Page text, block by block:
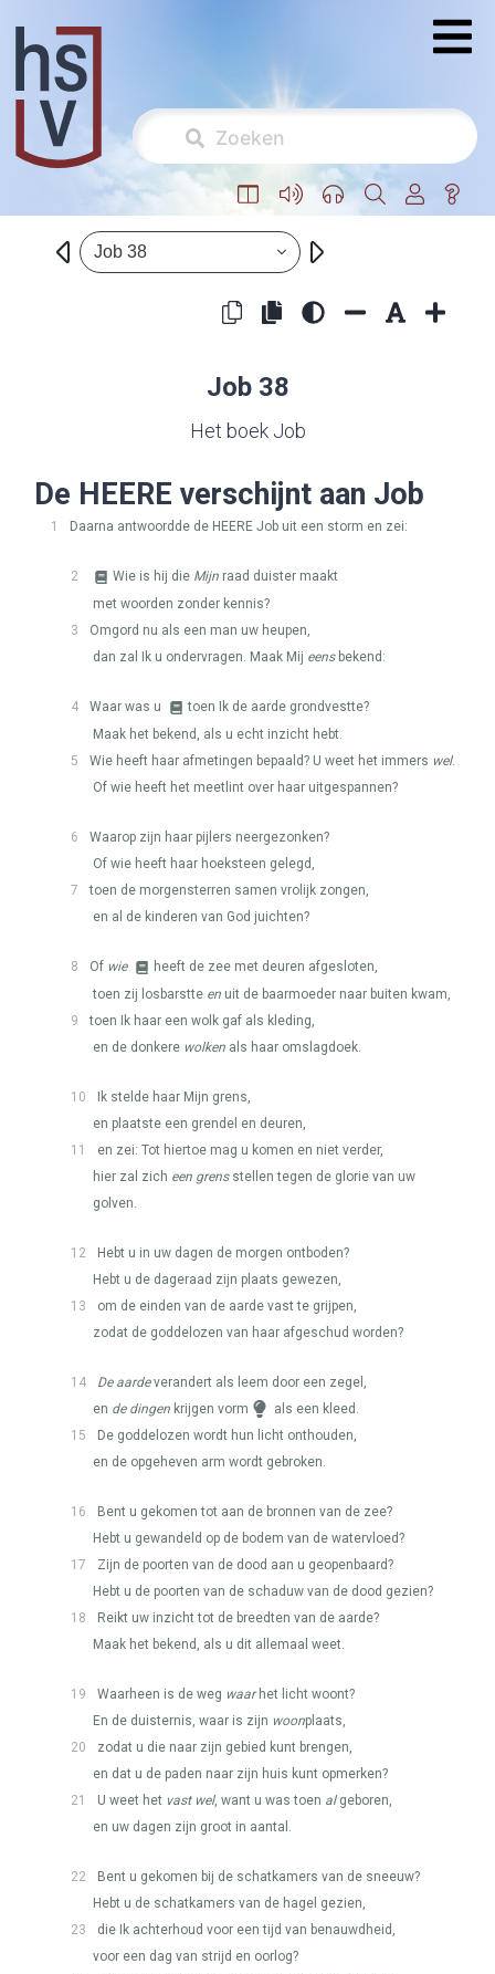
Job 38
Job 38
Het boek Job
De HEERE verschijnt aan Job
1 Daarna antwoordde de HEERE Job uit een storm en zei:
2 Wie is hij die Mijn raad duister maakt
met woorden zonder kennis?
3
Omgord nu als een man uw heupen,
dan zal Ik u ondervragen. Maak Mij eensbekend:
4 Waar was u
toen Ik de aarde grondvestte?
Maak het bekend, als u echt inzicht hebt.
5
Wie heeft haar afmetingen bepaald? U weet het immers wel.
Of wie heeft het meetlint over haar uitgespannen?
6
Waarop zijn haar pijlers neergezonken?
Of wie heeft haar hoeksteen gelegd,
7
toen de morgensterren samen vrolijk zongen,
en al de kinderen van God juichten?
8 Of wie
heeft de zee met deuren afgesloten,
toen zij losbarstte en uit de baarmoeder naar buiten kwam,
9
toen Ik haar een wolk gaf als kleding,
en de donkere wolken als haar omslagdoek.
10
Ik stelde haar Mijn grens,
en plaatste een grendel en deuren,
11
en zei: Tot hiertoe mag u komen en niet verder,
hier zal zich een grensstellen tegen de glorie van uw
golven.
12
Hebt u in uw dagen de morgen ontboden?
Hebt u de dageraad zijn plaats gewezen,
13
om de einden van de aarde vast te grijpen,
zodat de goddelozen van haar afgeschud worden?
14 De aardeverandert als leem door een zegel,
en de dingen krijgen vorm
als een kleed.
15
De goddelozen wordt hun licht onthouden,
en de opgeheven arm wordt gebroken.
16
Bent u gekomen tot aan de bronnen van de zee?
Hebt u gewandeld op de bodem van de watervloed?
17
Zijn de poorten van de dood aan u geopenbaard?
Hebt u de poorten van de schaduw van de dood gezien?
18
Reikt uw inzicht tot de breedten van de aarde?
Maak het bekend, als u dit allemaal weet.
19 Waarheen is de weg waarhet licht woont?
En de duisternis, waar is zijn woonplaats,
20
zodat u die naar zijn gebied kunt brengen,
en dat u de paden naar zijn huis kunt opmerken?
21
U weet het vast wel, want u was toen algeboren,
en uw dagen zijn groot in aantal.
22
Bent u gekomen bij de schatkamers van de sneeuw?
Hebt u de schatkamers van de hagel gezien,
23
die Ik achterhoud voor een tijd van benauwdheid,
voor een dag van strijd en oorlog?